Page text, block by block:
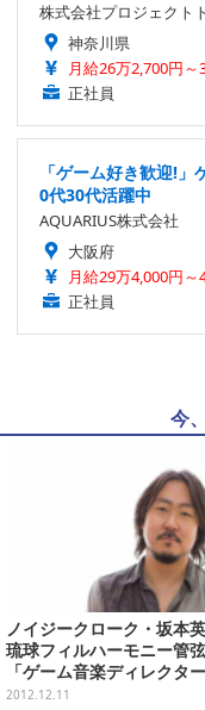
株式会社プロジェクト
神奈川県
月給26万2,700円～
正社員
「ゲーム好き歓迎!
0代30代活躍中
AQUARIUS株式会社
大阪府
月給29万4,000円～
正社員
今
ノイジークローク・坂本英
琉球フィルハーモニー管
「ゲーム音楽ディレクタ
任
2012.12.11